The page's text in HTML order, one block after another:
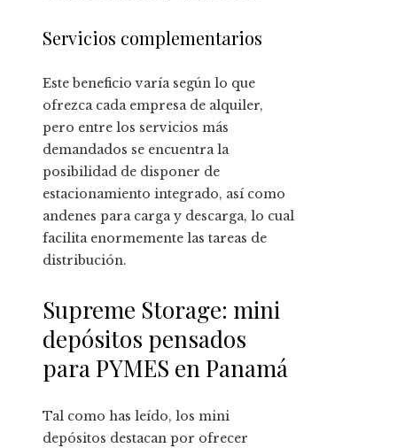
Servicios complementarios
Este beneficio varía según lo que
ofrezca cada empresa de alquiler,
pero entre los servicios más
demandados se encuentra la
posibilidad de disponer de
estacionamiento integrado, así como
andenes para carga y descarga, lo cual
facilita enormemente las tareas de
distribución.
Supreme Storage: mini
depósitos pensados
para PYMES en Panamá
Tal como has leído, los mini
depósitos destacan por ofrecer